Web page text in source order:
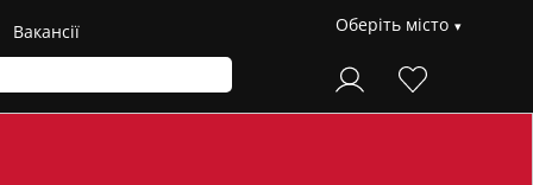
Вакансії Оберіть місто